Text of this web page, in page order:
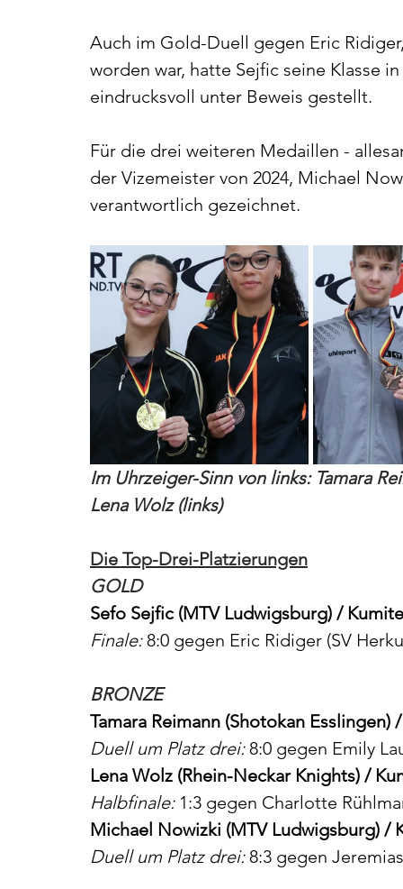
Auch im Gold-Duell gegen Eric
worden war, hatte Sejfic seine Klasse
eindrucksvoll unter Beweis gestellt.
Für die drei weiteren Medaillen -
der Vizemeister von 2024, Michael
verantwortlich gezeichnet.
Im Uhrzeiger-Sinn von links: Tamara
Lena Wolz (links)
Die Top-Drei-Platzierungen
GOLD
Sefo Sejfic (MTV Ludwigsburg) /
Finale: 8:0 gegen Eric Ridiger (SV
BRONZE
Tamara Reimann (Shotokan
Duell um Platz drei: 8:0 gegen Emily
Lena Wolz (Rhein-Neckar Knights) /
Halbfinale: 1:3 gegen Charlotte
Michael Nowizki (MTV Ludwigsburg) /
Duell um Platz drei: 8:3 gegen